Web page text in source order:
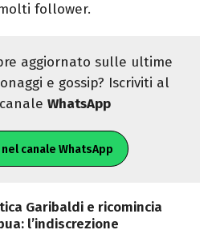
follower.
aggiornato sulle ultime
e gossip? Iscriviti al
WhatsApp
canale WhatsApp
Garibaldi e ricomincia
l’indiscrezione